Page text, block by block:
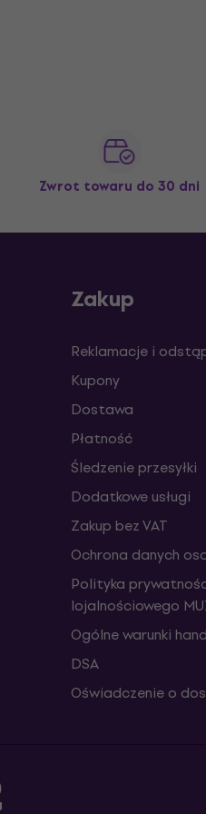
Zwrot towaru do 30 dni
Zakup
Reklamacje i
Kupony
Dostawa
Płatność
Śledzenie przesyłki
Dodatkowe usługi
Zakup bez VAT
Ochrona danych
Polityka
lojalnościowego
Ogólne warunki
DSA
Oświadczenie o